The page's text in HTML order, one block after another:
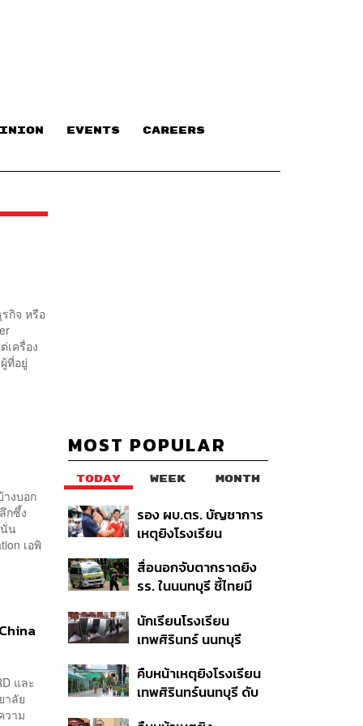
EVENTS CAREERS
กิจ หรือ
เครื่อง
ที่อยู่
างบอก
กซึ้ง
น
เอพิ
และ
าลัย
วาม
MOST POPULAR
TODAY WEEK MONTH
รอง ผบ.ตร. บัญชาการ
เหตุยิงโรงเรียน
ค้นหา 2 รอบยืนยันไร้คน
ติดค้าง พบศพปู่-ย่าที่
สื่อนอกจับตากราดยิง
รร. ในนนทบุรี ชี้ไทยมี
ในระดับต้นของภูมิภาค
นักเรียนโรงเรียน
เทพศิรินทร์ นนทบุรี
ปลอดภัยชั่วคราว หลัง
เหตุใช้อาวุธปืนภายใน
คืบหน้าเหตุยิงโรงเรียน
เทพศิรินทร์นนทบุรี ดับ